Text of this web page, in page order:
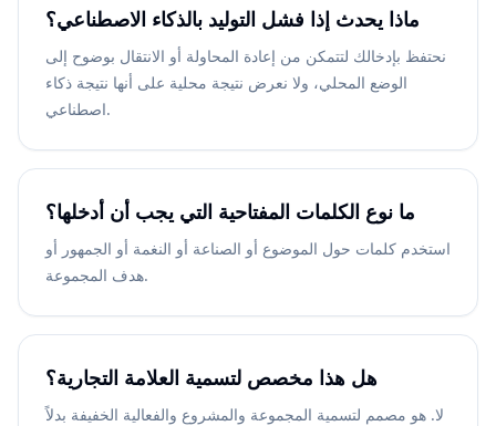
ماذا يحدث إذا فشل التوليد بالذكاء الاصطناعي؟
نحتفظ بإدخالك لتتمكن من إعادة المحاولة أو الانتقال بوضوح إلى
الوضع المحلي، ولا نعرض نتيجة محلية على أنها نتيجة ذكاء
اصطناعي.
ما نوع الكلمات المفتاحية التي يجب أن أدخلها؟
استخدم كلمات حول الموضوع أو الصناعة أو النغمة أو الجمهور أو
هدف المجموعة.
هل هذا مخصص لتسمية العلامة التجارية؟
لا. هو مصمم لتسمية المجموعة والمشروع والفعالية الخفيفة بدلاً